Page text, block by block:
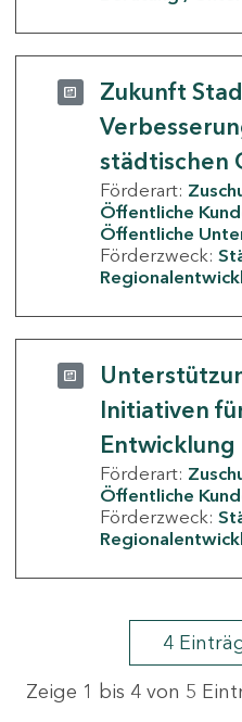
Zukunft
städtischen
Förderart:
Öffentliche
Öffentliche
Förderzweck:
Initiativen
Entwicklung
Förderart:
Öffentliche
Förderzweck:
4
Zeige 1 bis 4 von 5